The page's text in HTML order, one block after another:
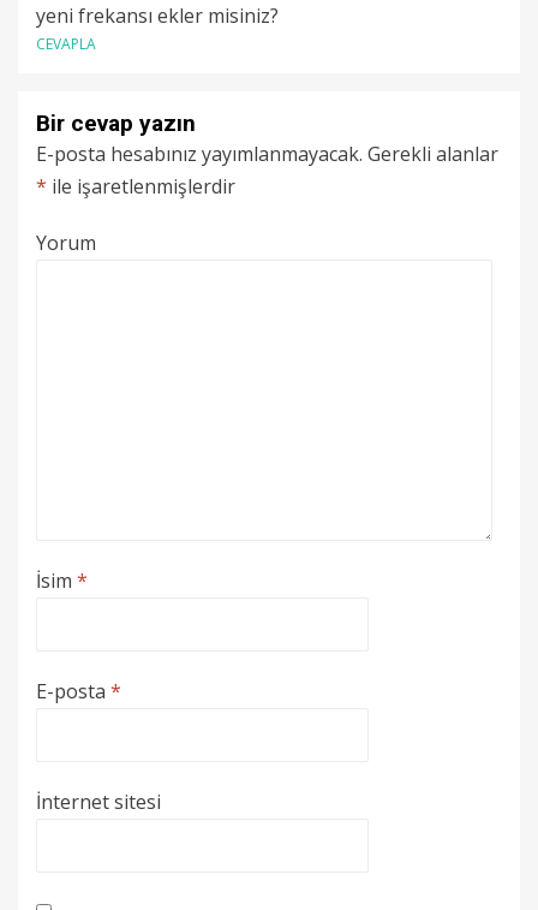
yeni frekansı ekler misiniz?
CEVAPLA
Bir cevap yazın
E-posta hesabınız yayımlanmayacak. Gerekli alanlar
* ile işaretlenmişlerdir
Yorum
İsim *
E-posta *
İnternet sitesi